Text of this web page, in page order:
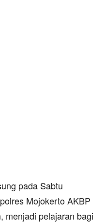
pada Sabtu
Mojokerto AKBP
menjadi pelajaran bagi